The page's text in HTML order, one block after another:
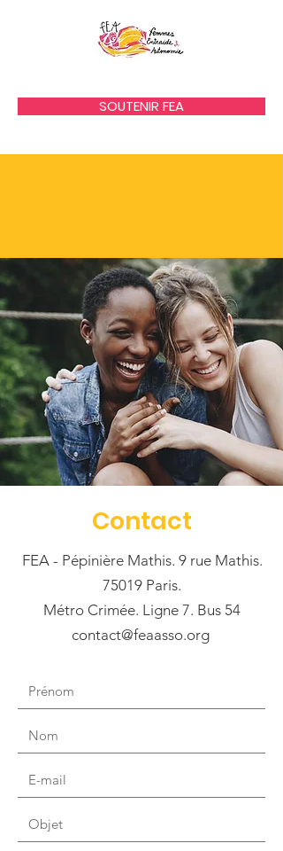
SOUTENIR FEA
Contact
Contact
FEA - Pépinière Mathis. 9 rue Mathis.
75019 Paris.
Métro Crimée. Ligne 7. Bus 54
contact@feaasso.org